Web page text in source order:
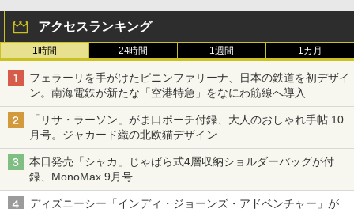
アクセスランキング
1時間 24時間 1週間 1カ月
フェラーリを手がけたピニンファリーナ、日本の鉄道を初デザイ
ン。南海電鉄が新たな「空港特急」をなにわ筋線へ導入
「リサ・ラーソン」がま口ポーチ付録、大人のおしゃれ手帖 10
月号。ジャカード織の北欧猫デザイン
本日発売「シャカ」じゃばら式4層収納ショルダーバッグが付
録、MonoMax 9月号
ディズニーシー「インディ・ジョーンズ・アドベンチャー」が